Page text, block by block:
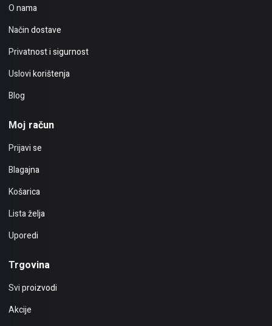
O nama
Način dostave
Privatnost i sigurnost
Uslovi korištenja
Blog
Moj račun
Prijavi se
Blagajna
Košarica
Lista želja
Uporedi
Trgovina
Svi proizvodi
Akcije